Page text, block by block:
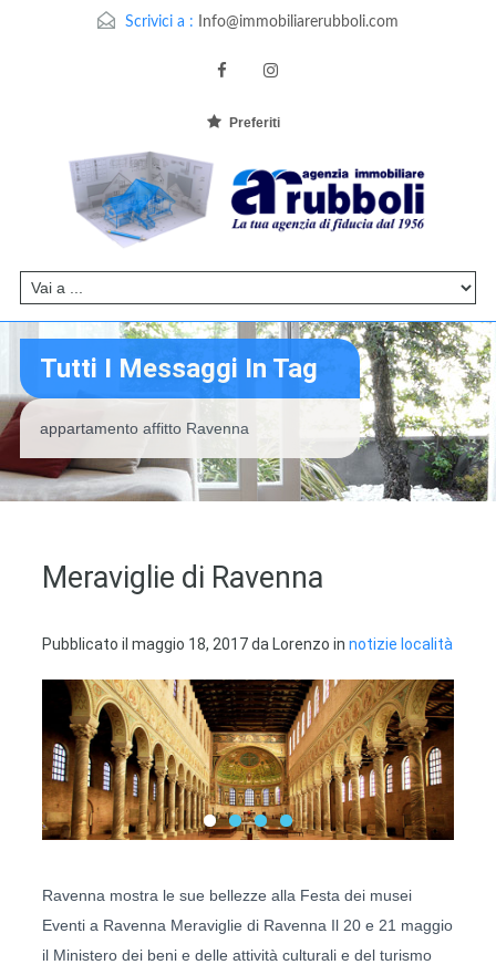
Scrivici a : Info@immobiliarerubboli.com
Preferiti
Tutti I Messaggi In Tag
appartamento affitto Ravenna
Meraviglie di Ravenna
Pubblicato il maggio 18, 2017da Lorenzo in notizie località
Ravenna mostra le sue bellezze alla Festa dei musei
Eventi a Ravenna Meraviglie di Ravenna Il 20 e 21 maggio
il Ministero dei beni e delle attività culturali e del turismo